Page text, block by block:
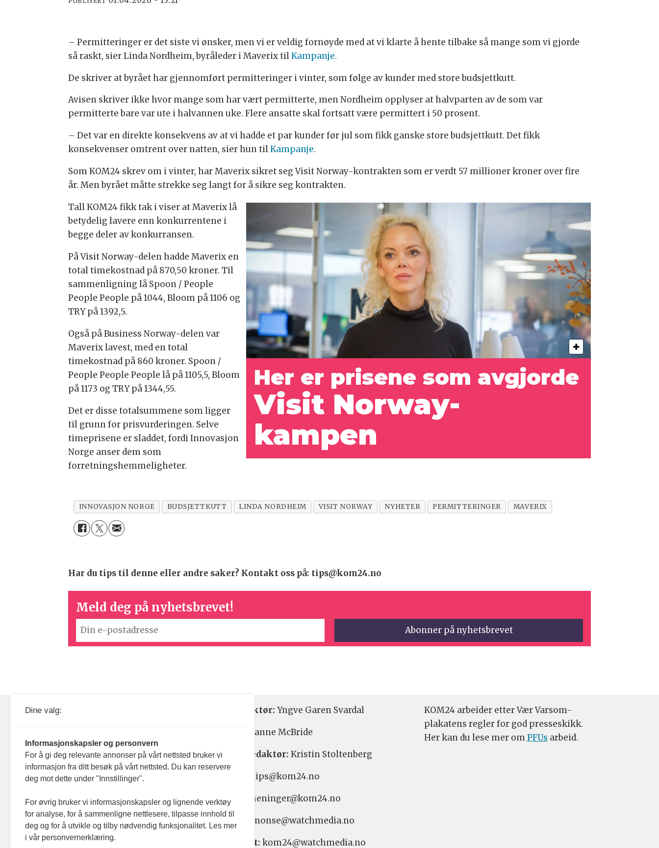
– Permitteringer er det siste vi ønsker, men vi er veldig fornøyde med at vi klarte å hente tilbake så mange som vi gjorde
så raskt, sier Linda Nordheim, byråleder i Maverix tilKampanje.
De skriver at byrået har gjennomført permitteringer i vinter, som følge av kunder med store budsjettkutt.
Avisen skriver ikke hvor mange som har vært permitterte, men Nordheim opplyser at halvparten av de som var
permitterte bare var ute i halvannen uke. Flere ansatte skal fortsatt være permittert i 50 prosent.
– Det var en direkte konsekvens av at vi hadde et par kunder før jul som fikk ganske store budsjettkutt. Det fikk
konsekvenser omtrent over natten, sier hun tilKampanje.
Som KOM24 skrev om i vinter, har Maverix sikret seg Visit Norway-kontrakten som er verdt 57 millioner kroner over fire
år. Men byrået måtte strekke seg langt for å sikre seg kontrakten.
Her er prisene som avgjorde
Visit Norway-
kampen
Tall KOM24 fikk tak i viser at Maverix lå
betydelig lavere enn konkurrentene i
begge deler av konkurransen.
På Visit Norway-delen hadde Maverix en
total timekostnad på 870,50 kroner. Til
sammenligning lå Spoon / People
People People på 1044, Bloom på 1106 og
TRY på 1392,5.
Også på Business Norway-delen var
Maverix lavest, med en total
timekostnad på 860 kroner. Spoon /
People People People lå på 1105,5, Bloom
på 1173 og TRY på 1344,55.
Det er disse totalsummene som ligger
til grunn for prisvurderingen. Selve
timeprisene er sladdet, fordi Innovasjon
Norge anser dem som
forretningshemmeligheter.
INNOVASJON NORGE BUDSJETTKUTT LINDA NORDHEIM VISIT NORWAY NYHETER PERMITTERINGER MAVERIX
Har du tips til denne eller andre saker? Kontakt oss på: tips@kom24.no
Meld deg på nyhetsbrevet!
093 182
Nyhetsredaktør: Yngve Garen Svardal
Hanne McBride
Ansvarlig redaktør: Kristin Stoltenberg
Nyhetstips: tips@kom24.no
Meninger: meninger@kom24.no
Annonse: annonse@watchmedia.no
Abonnement: kom24@watchmedia.no
KOM24 arbeider etter Vær Varsom-
plakatens regler for god presseskikk.
Her kan du lese mer omPFUs arbeid.
Dine valg:
Informasjonskapsler og personvern
For å gi deg relevante annonser på vårt nettsted bruker vi
informasjon fra ditt besøk på vårt nettsted. Du kan reservere
deg mot dette under "Innstillinger".
For øvrig bruker vi informasjonskapsler og lignende verktøy
for analyse, for å sammenligne nettlesere, tilpasse innhold til
deg og for å utvikle og tilby nødvendig funksjonalitet. Les mer
i vår personvernerklæring.